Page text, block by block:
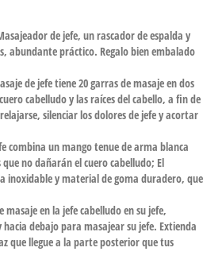
de jefe, un rascador de espalda y
abundante práctico. Regalo bien embalado
de jefe tiene 20 garras de masaje en dos
cabelludo y las raíces del cabello, a fin de
silenciar los dolores de jefe y acortar
combina un mango tenue de arma blanca
no dañarán el cuero cabelludo; El
inoxidable y material de goma duradero, que
masaje en la jefe cabelludo en su jefe,
debajo para masajear su jefe. Extienda
que llegue a la parte posterior que tus